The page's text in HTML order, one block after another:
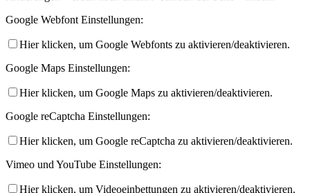
Google Webfont Einstellungen:
Hier klicken, um Google Webfonts zu aktivieren/deaktivieren.
Google Maps Einstellungen:
Hier klicken, um Google Maps zu aktivieren/deaktivieren.
Google reCaptcha Einstellungen:
Hier klicken, um Google reCaptcha zu aktivieren/deaktivieren.
Vimeo und YouTube Einstellungen:
Hier klicken, um Videoeinbettungen zu aktivieren/deaktivieren.